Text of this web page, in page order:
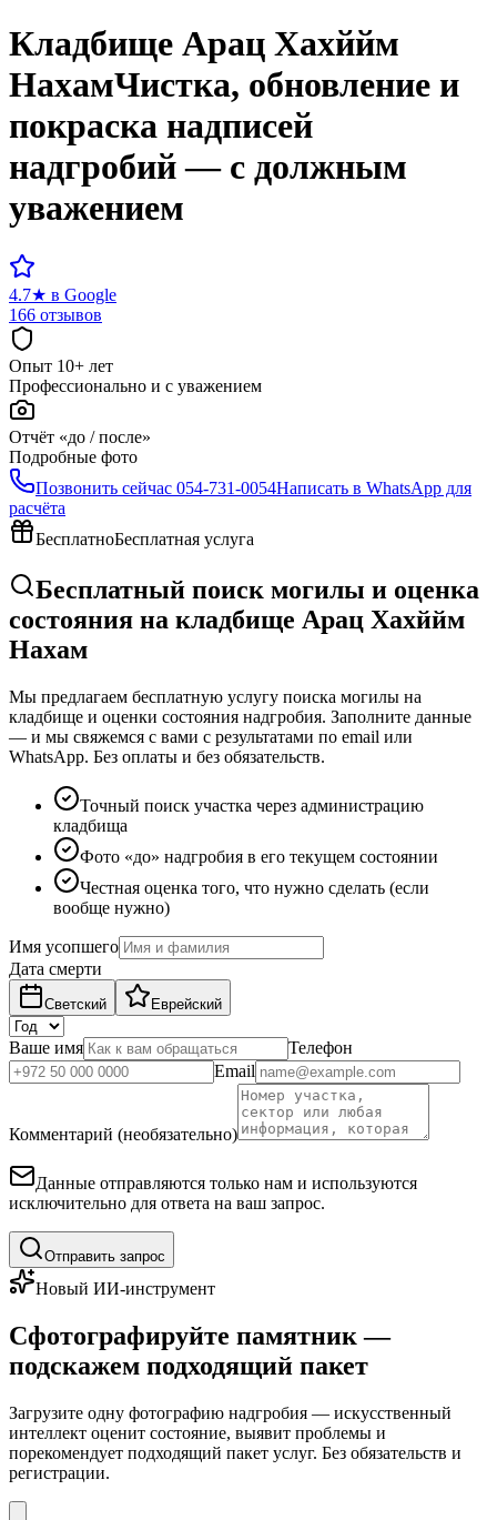
Кладбище Арац Хахййм
НахамЧистка, обновление и
покраска надписей
надгробий — с должным
уважением
4.7★ в Google
166 отзывов
Опыт 10+ лет
Профессионально и с уважением
Отчёт «до / после»
Подробные фото
Позвонить сейчас 054-731-0054Написать в WhatsApp для
расчёта
БесплатноБесплатная услуга
Бесплатный поиск могилы и оценка
состояния на кладбище Арац Хахййм
Нахам
Мы предлагаем бесплатную услугу поиска могилы на
кладбище и оценки состояния надгробия. Заполните данные
— и мы свяжемся с вами с результатами по email или
WhatsApp. Без оплаты и без обязательств.
Точный поиск участка через администрацию
кладбища
Фото «до» надгробия в его текущем состоянии
Честная оценка того, что нужно сделать (если
вообще нужно)
Имя усопшего
Дата смерти
Светский Еврейский
Ваше имя
Телефон
Email
Комментарий (необязательно)
Данные отправляются только нам и используются
исключительно для ответа на ваш запрос.
Отправить запрос
Новый ИИ-инструмент
Сфотографируйте памятник —
подскажем подходящий пакет
Загрузите одну фотографию надгробия — искусственный
интеллект оценит состояние, выявит проблемы и
порекомендует подходящий пакет услуг. Без обязательств и
регистрации.